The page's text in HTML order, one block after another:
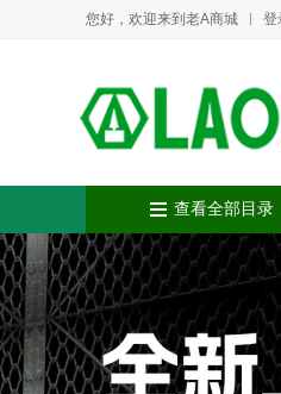
您好，欢迎来到老A商城 登
查看全部目录